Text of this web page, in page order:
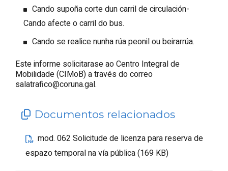
Cando supoña corte dun carril de circulación-
Cando afecte o carril do bus.
Cando se realice nunha rúa peonil ou beirarrúa.
Este informe solicitarase ao Centro Integral de
Mobilidade (CIMoB) a través do correo
salatrafico@coruna.gal.
Documentos relacionados
mod. 062 Solicitude de licenza para reserva de
espazo temporal na vía pública (169 KB)